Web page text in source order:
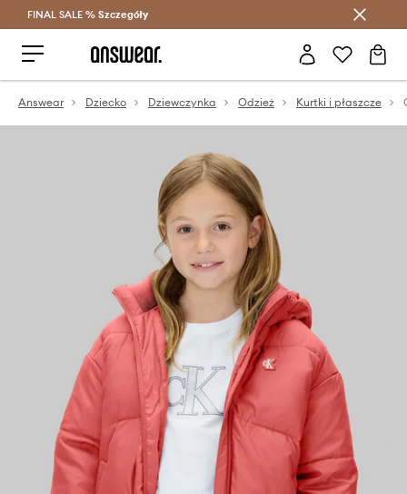
Oszczędzaj z Answear Club >
FINAL SALE % Szczegóły
Answear Dziecko Dziewczynka Odzież Kurtki i płaszcze